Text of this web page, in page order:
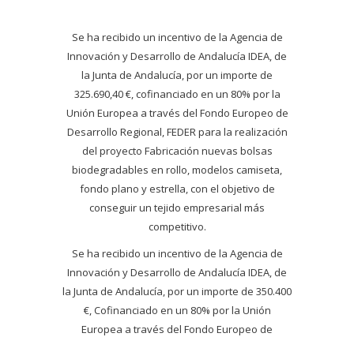
Se ha recibido un incentivo de la Agencia de
Innovación y Desarrollo de Andalucía IDEA, de
la Junta de Andalucía, por un importe de
325.690,40 €, cofinanciado en un 80% por la
Unión Europea a través del Fondo Europeo de
Desarrollo Regional, FEDER para la realización
del proyecto Fabricación nuevas bolsas
biodegradables en rollo, modelos camiseta,
fondo plano y estrella, con el objetivo de
conseguir un tejido empresarial más
competitivo.
Se ha recibido un incentivo de la Agencia de
Innovación y Desarrollo de Andalucía IDEA, de
la Junta de Andalucía, por un importe de 350.400
€, Cofinanciado en un 80% por la Unión
Europea a través del Fondo Europeo de